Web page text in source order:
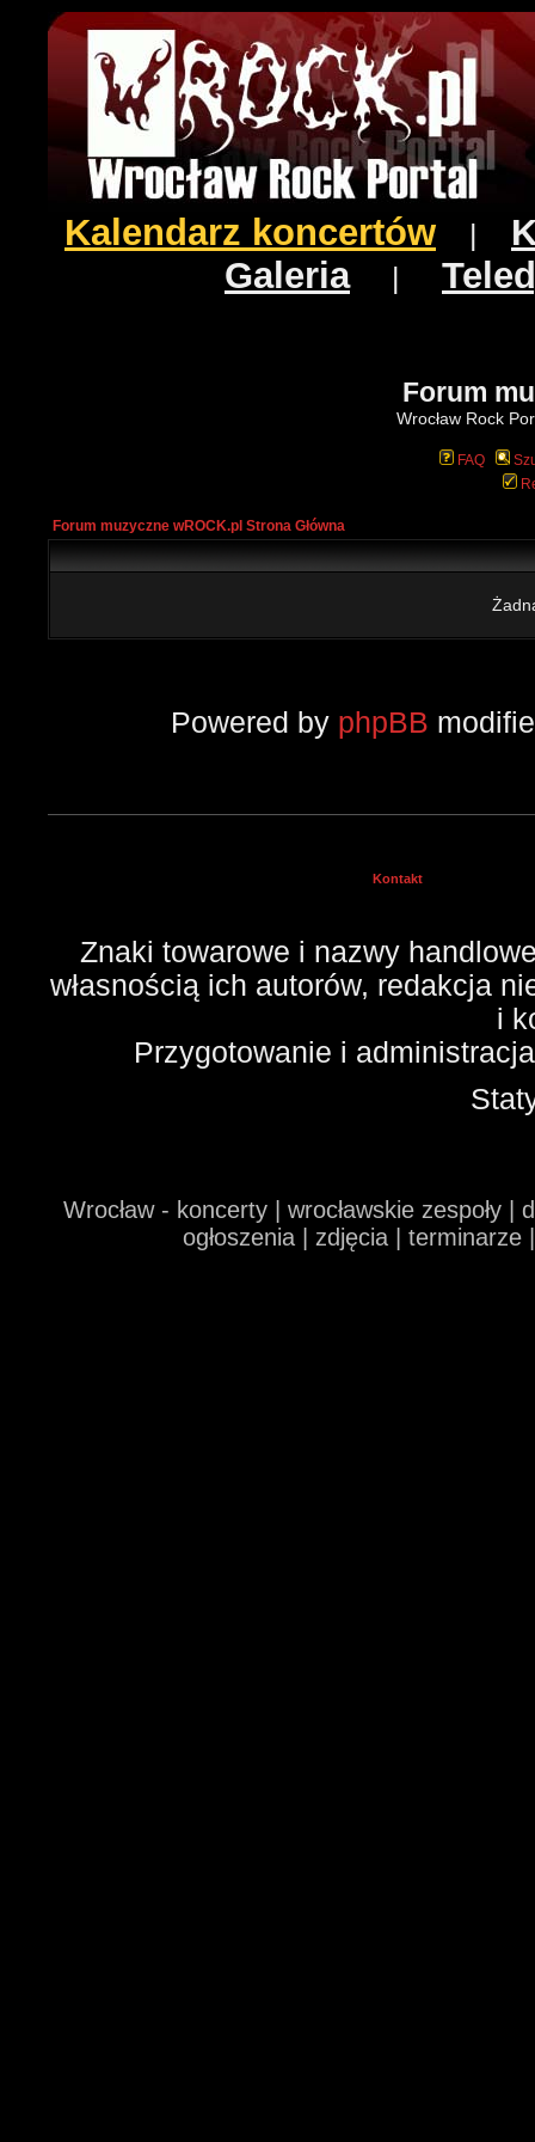
Kalendarz koncertów
Galeria|
Forum
Wrocław Rock
FAQ
Forum muzyczne wROCK.pl Strona Główna
Powered by phpBB
Kontakt
Znaki towarowe i nazwy
własnością ich autorów, redakcja
i
Przygotowanie i
Wrocław - koncerty | wrocławskie zespoły
ogłoszenia | zdjęcia |